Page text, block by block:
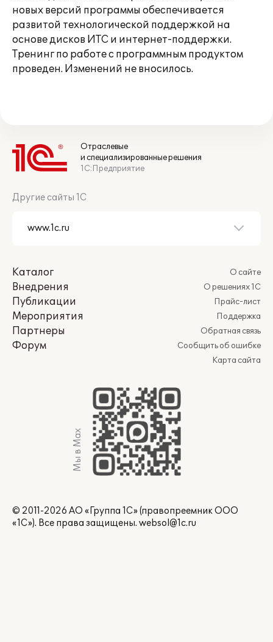
новых версий программы обеспечивается
развитой технологической поддержкой на
основе дисков ИТС и интернет-поддержки.
Тренинг по работе с программным продуктом
проведен. Изменений не вносилось.
Отраслевые
и специализированные решения
1С:Предприятие
Другие сайты 1С
Каталог
Внедрения
Публикации
Мероприятия
Партнеры
Форум
О сайте
О решениях 1С
Прайс-лист
Поддержка
Обратная связь
Сообщить об ошибке
Карта сайта
Мы в Max
© 2011-2026 АО «Группа 1С» (правопреемник ООО
«1С»). Все права защищены. websol@1c.ru